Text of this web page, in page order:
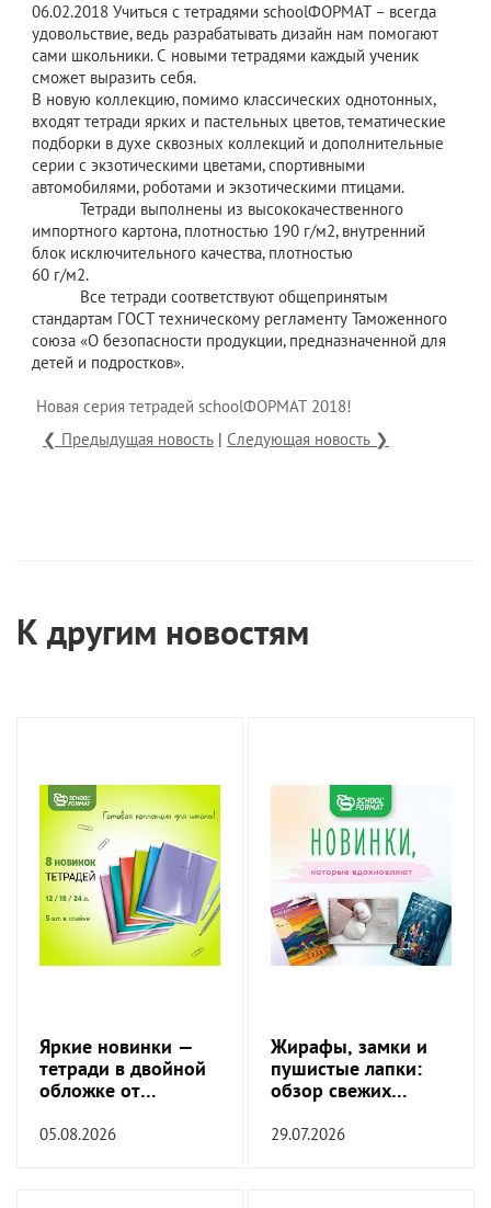
06.02.2018 Учиться с тетрадями schoolФОРМАТ – всегда
удовольствие, ведь разрабатывать дизайн нам помогают
сами школьники. С новыми тетрадями каждый ученик
сможет выразить себя.
В новую коллекцию, помимо классических однотонных,
входят тетради ярких и пастельных цветов, тематические
подборки в духе сквозных коллекций и дополнительные
серии с экзотическими цветами, спортивными
автомобилями, роботами и экзотическими птицами.
Тетради выполнены из высококачественного
импортного картона, плотностью 190 г/м2, внутренний
блок исключительного качества, плотностью
60 г/м2.
Все тетради соответствуют общепринятым
стандартам ГОСТ техническому регламенту Таможенного
союза «О безопасности продукции, предназначенной для
детей и подростков».
Новая серия тетрадей schoolФОРМАТ 2018!
❮ Предыдущая новость | Следующая новость ❯
К другим новостям
Яркие новинки —
тетради в двойной
обложке от
05.08.2026
Жирафы, замки и
пушистые лапки:
обзор свежих
29.07.2026